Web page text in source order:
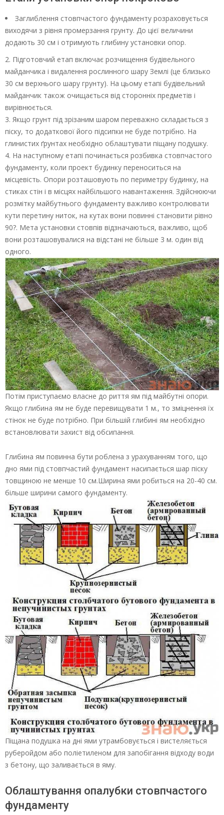
Заглиблення стовпчастого фундаменту розраховується
виходячи з рівня промерзання грунту. До цієї величини
додають 30 см і отримують глибину установки опор.
2. Підготовчий етап включає розчищення будівельного
майданчика і видалення рослинного шару Землі (це близько
30 см верхнього шару грунту). На цьому етапі будівельний
майданчик також очищається від сторонніх предметів і
вирівнюється.
3. Якщо грунт під зрізаним шаром переважно складається з
піску, то додаткової його підсипки не буде потрібно. На
глинистих ґрунтах необхідно облаштувати піщану подушку.
4. На наступному етапі починається розбивка стовпчастого
фундаменту, коли проект будинку переноситься на
місцевість. Опори розташовують по периметру будинку, на
стиках стін і в місцях найбільшого навантаження. Здійснюючи
розмітку майбутнього фундаменту важливо контролювати
кути перетину ниток, на кутах вони повинні становити рівно
90?. Мета установки стовпів відзначаються, важливо, щоб
вони розташовувалися на відстані не більше 3 м. один від
одного.
Потім приступаємо власне до риття ям під майбутні опори.
Якщо глибина ям не буде перевищувати 1 м., то зміцнення їх
стінок не буде потрібно. При більшій глибині ям необхідно
встановлювати захист від обсипання.
Глибина ям повинна бути роблена з урахуванням того, що
дно ями під стовпчастий фундамент насипається шар піску
товщиною не менше 10 см.Ширина ями робиться на 20-40 см.
більше ширини самого фундаменту.
Піщана подушка на дні ями утрамбовується і вистеляється
руберойдом або поліетиленом для запобігання відходу води
з бетону, що заливається в яму.
Облаштування опалубки стовпчастого
фундаменту